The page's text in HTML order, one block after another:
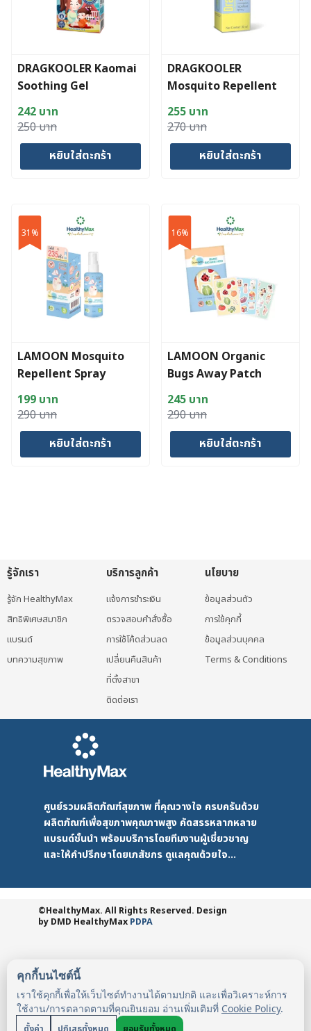
DRAGKOOLER Kaomai
Soothing Gel
250บาท
Original
price
242 บาท
Current
price
หยิบใส่ตะกร้า
DRAGKOOLER
Mosquito Repellent
Spray
270บาท
Original
price
255 บาท
Current
price
หยิบใส่ตะกร้า
31%
LAMOON Mosquito
Repellent Spray
290บาท
Original
price
199 บาท
Current
price
หยิบใส่ตะกร้า
16%
LAMOON Organic
Bugs Away Patch
290บาท
Original
price
245 บาท
Current
price
หยิบใส่ตะกร้า
คุกกี้บนไซต์นี้
เราใช้คุกกี้เพื่อให้เว็บไซต์ทำงานได้ตามปกติ และเพื่อวิเคราะห์การ
ใช้งาน/การตลาดตามที่คุณยินยอม อ่านเพิ่มเติมที่ Cookie Policy.
รู้จักเรา
รู้จัก HealthyMax
สิทธิพิเศษสมาชิก
แบรนด์
บทความสุขภาพ
บริการลูกค้า
แจ้งการชำระเงิน
ตรวจสอบคำสั่งซื้อ
การใช้โค้ดส่วนลด
เปลี่ยนคืนสินค้า
ที่ตั้งสาขา
ติดต่อเรา
นโยบาย
ข้อมูลส่วนตัว
การใช้คุกกี้
ข้อมูลส่วนบุคคล
Terms & Conditions
ศูนย์รวมผลิตภัณฑ์สุขภาพ ที่คุณวางใจ ครบครันด้วย
ผลิตภัณฑ์เพื่อสุขภาพคุณภาพสูง คัดสรรหลากหลาย
แบรนด์ชั้นนำ พร้อมบริการโดยทีมงานผู้เชี่ยวชาญ
และให้คำปรึกษาโดยเภสัชกร ดูแลคุณด้วยใจ...
©HealthyMax. All Rights Reserved. Design
by DMD HealthyMax PDPA